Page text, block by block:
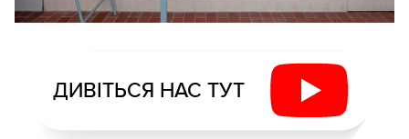
ДИВІТЬСЯ НАС ТУТ